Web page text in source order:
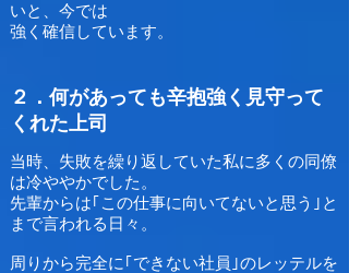
いと、今では
強く確信しています。
２．何があっても辛抱強く見守って
くれた上司
当時、失敗を繰り返していた私に多くの同僚
は冷ややかでした。
先輩からは｢この仕事に向いてないと思う｣と
まで言われる日々。
周りから完全に｢できない社員｣のレッテルを